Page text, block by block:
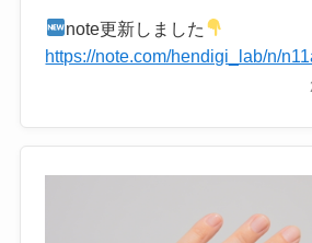
note更新しました
https://note.com/hendigi_lab/n/